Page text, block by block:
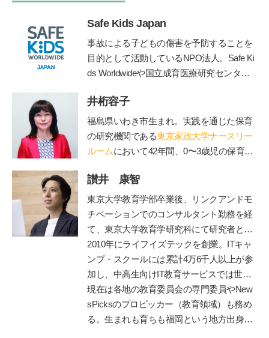
Safe Kids Japan
事故による子どもの傷害を予防することを
目的として活動しているNPO法人。Safe Ki
ds Worldwideや国立成育医療研究センタ
子どもの傷害予防に関する様々な活動を行
う。https://safekidsjapan.org/
井桁容子
福島県いわき市生まれ。実践を通じた保育
の研究機関である東京家政大学ナースリー
ルームにおいて42年間、0〜3歳児の保育の
子どもの本質、質の高い保育の在り方につ
いて数多くの実践研究や講演、NHK Eテレ
「すくすく子育て」「いないいないばぁ」
などメディア出演、子ども番組監修、ＤＶ
Ｄ制作、親子向け音楽ＣＤ監修、著書多
数。代表作に「ていねいなまなざしでみる
乳幼児保育」「ありのまま子育て」「保育
でつむぐ子どもと親のいい関係」など。20
18年6月より現職。講演・ワークショッ
プ・コンサルティングを通じて日本の子ど
讃井 康智
東京大学教育学部卒業後、リンクアンドモ
チベーションでのコンサルタント勤務を経
て、東京大学教育学研究科にて研究者とし
て博士課程まで在籍。専門は教育政策・学
習科学。学習科学の世界的権威、故三宅な
ほみ東大名誉教授に師事し、全国の学校や
保育園での協調的・創造的な学びづくりを
支援。
2010年にライフイズテックを創業。ITキャ
ンプ・スクールには累計4万6千人以上が参
加し、中高生向けIT教育サービスでは世界
2位まで成長。ディズニーとコラボした
「テクノロジア魔法学校」や学校向け教材
「ライフイズテックレッスン」などオンラ
現在は各地の教育委員会の専門委員やNew
sPicksのプロピッカー（教育領域）も務め
る。生まれも育ちも福岡という地方出身者